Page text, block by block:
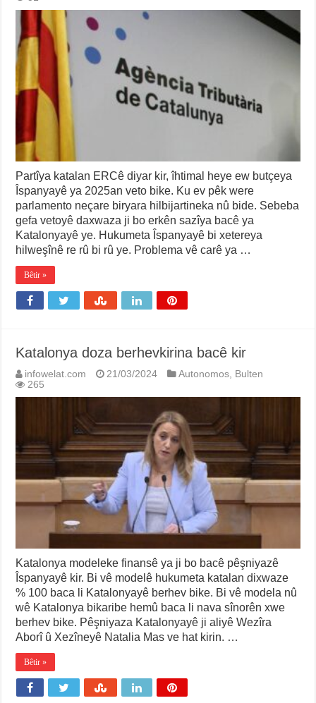
Partîya katalan ERCê diyar kir, îhtimal heye ew butçeya
Îspanyayê ya 2025an veto bike. Ku ev pêk were
parlamento neçare biryara hilbijartineka nû bide. Sebeba
gefa vetoyê daxwaza ji bo erkên sazîya bacê ya
Katalonyayê ye. Hukumeta Îspanyayê bi xetereya
hilweşînê re rû bi rû ye. Problema vê carê ya …
Bêtir »
Katalonya doza berhevkirina bacê kir
infowelat.com 21/03/2024 Autonomos, Bulten
265
Katalonya modeleke finansê ya ji bo bacê pêşniyazê
Îspanyayê kir. Bi vê modelê hukumeta katalan dixwaze
% 100 baca li Katalonyayê berhev bike. Bi vê modela nû
wê Katalonya bikaribe hemû baca li nava sînorên xwe
berhev bike. Pêşniyaza Katalonyayê ji aliyê Wezîra
Aborî û Xezîneyê Natalia Mas ve hat kirin. …
Bêtir »